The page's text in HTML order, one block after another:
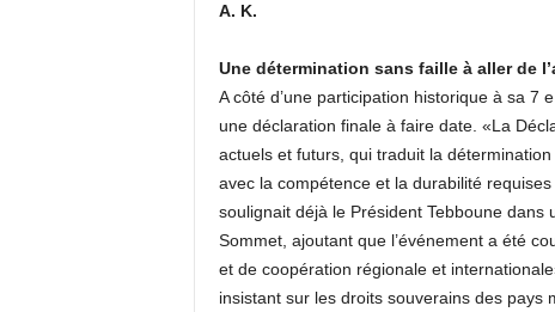
A. K.
Une détermination sans faille à aller de
A côté d’une participation historique à sa 7
une déclaration finale à faire date. «La
actuels et futurs, qui traduit la
avec la compétence et la durabilité
soulignait déjà le Président Tebboune
Sommet, ajoutant que l’événement a été
et de coopération régionale et
insistant sur les droits souverains des pays